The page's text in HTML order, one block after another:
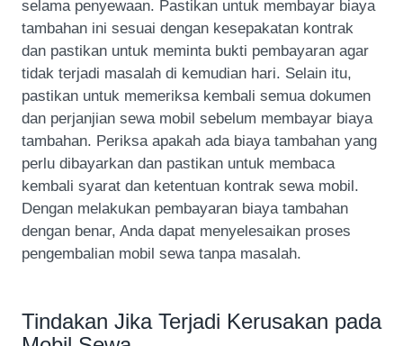
selama penyewaan. Pastikan untuk membayar biaya
tambahan ini sesuai dengan kesepakatan kontrak
dan pastikan untuk meminta bukti pembayaran agar
tidak terjadi masalah di kemudian hari. Selain itu,
pastikan untuk memeriksa kembali semua dokumen
dan perjanjian sewa mobil sebelum membayar biaya
tambahan. Periksa apakah ada biaya tambahan yang
perlu dibayarkan dan pastikan untuk membaca
kembali syarat dan ketentuan kontrak sewa mobil.
Dengan melakukan pembayaran biaya tambahan
dengan benar, Anda dapat menyelesaikan proses
pengembalian mobil sewa tanpa masalah.
Tindakan Jika Terjadi Kerusakan pada